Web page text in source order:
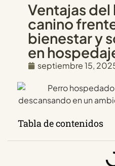
Ventajas del
canino
bienestar y
en
septiembre 15,
Tabla de contenidos